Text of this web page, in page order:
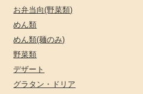
お弁当向(野菜類)
めん類
めん類(麺のみ)
野菜類
デザート
グラタン・ドリア